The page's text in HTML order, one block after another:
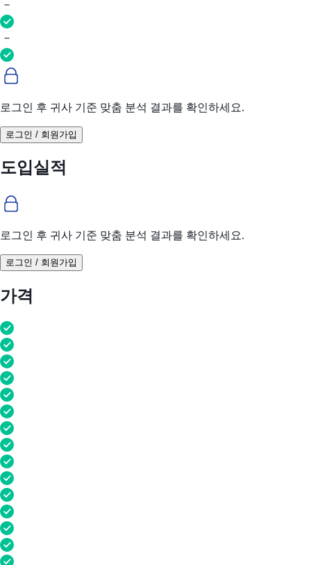
로그인 후 귀사 기준 맞춤 분석 결과를 확인하세요.
로그인 / 회원가입
도입실적
로그인 후 귀사 기준 맞춤 분석 결과를 확인하세요.
로그인 / 회원가입
가격